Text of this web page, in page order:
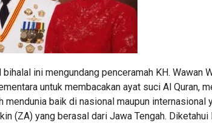
bihalal ini mengundang penceramah KH. Wawan
untuk membacakan ayat suci Al Quran,
mendunia baik di nasional maupun internasional
(ZA) yang berasal dari Jawa Tengah. Diketahui